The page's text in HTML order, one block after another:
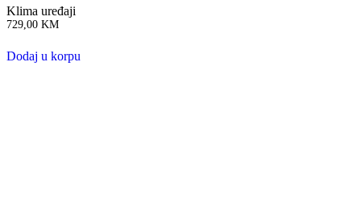
Klima uređaji
729,00 KM
Dodaj u korpu